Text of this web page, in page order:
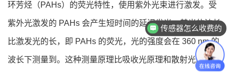
环芳烃（PAHs）的荧光特性，使用紫外光束进行激发。受
紫外光激发的 PAHs 会产生短时间的延迟发光，其光的波长
比激发光的长，即 PAHs 的荧光，光的强度会在 360 nm 的
波长下测量到。这种测量原理比吸收光原理和散射光原理的
传感器怎么收费的